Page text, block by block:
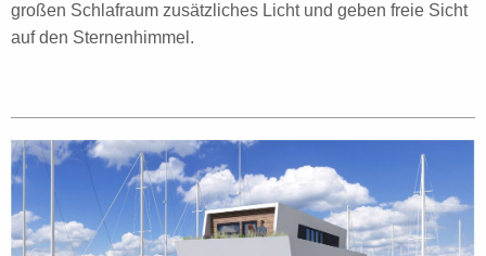
großen Schlafraum zusätzliches Licht und geben freie Sicht
auf den Sternenhimmel.